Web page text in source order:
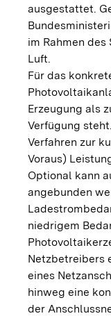
ausgestattet.
im Rahmen
Luft.
Für das
Erzeugung als
Verfügung
Verfahren zur
Voraus)
Optional kann
angebunden
niedrigem
Netzbetreibers
eines
hinweg eine
der